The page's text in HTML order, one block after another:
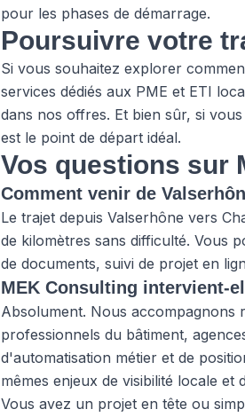
pour les phases de démarrage.
Poursuivre votre
Si vous souhaitez explorer
services dédiés aux PME et ETI
dans nos offres. Et bien sûr, si
est le point de départ idéal.
Vos questions sur
Comment venir de
Le trajet depuis Valserhône vers
de kilomètres sans difficulté. Vous
de documents, suivi de projet en
MEK Consulting intervient-
Absolument. Nous
professionnels du bâtiment,
d'automatisation métier et de
mêmes enjeux de visibilité locale et
Vous avez un projet en tête ou